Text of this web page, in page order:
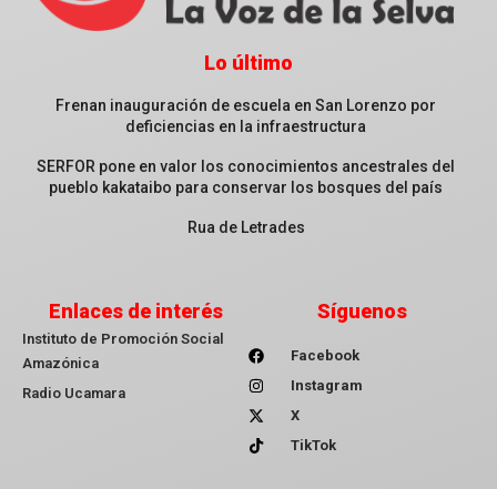
Lo último
Frenan inauguración de escuela en San Lorenzo por
deficiencias en la infraestructura
SERFOR pone en valor los conocimientos ancestrales del
pueblo kakataibo para conservar los bosques del país
Rua de Letrades
Enlaces de interés
Instituto de Promoción Social
Amazónica
Radio Ucamara
Síguenos
Facebook
Instagram
X
TikTok